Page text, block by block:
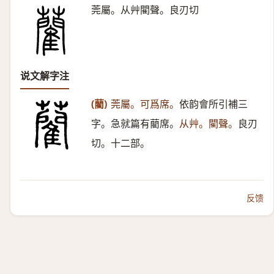
莞屬。从艸閵聲。良刃切
说文解字注
(藺) 莞屬。可爲席。 依韵會所引補三
字。急就篇有藺席。 从艸。閵聲。 良刃
切。十二部。
反馈